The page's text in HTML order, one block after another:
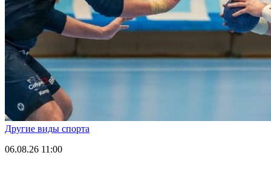
Другие виды спорта
06.08.26 11:00